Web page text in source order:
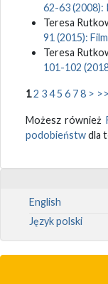
62-63 (2008):
Teresa
91 (2015):
Teresa
101-102
12 345 6 78 > >>
Możesz również
podobieństwdla
English
Język polski